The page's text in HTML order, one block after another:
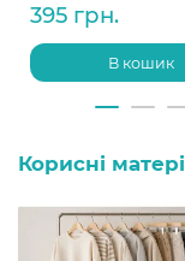
395 грн.
В кошик
Корисні